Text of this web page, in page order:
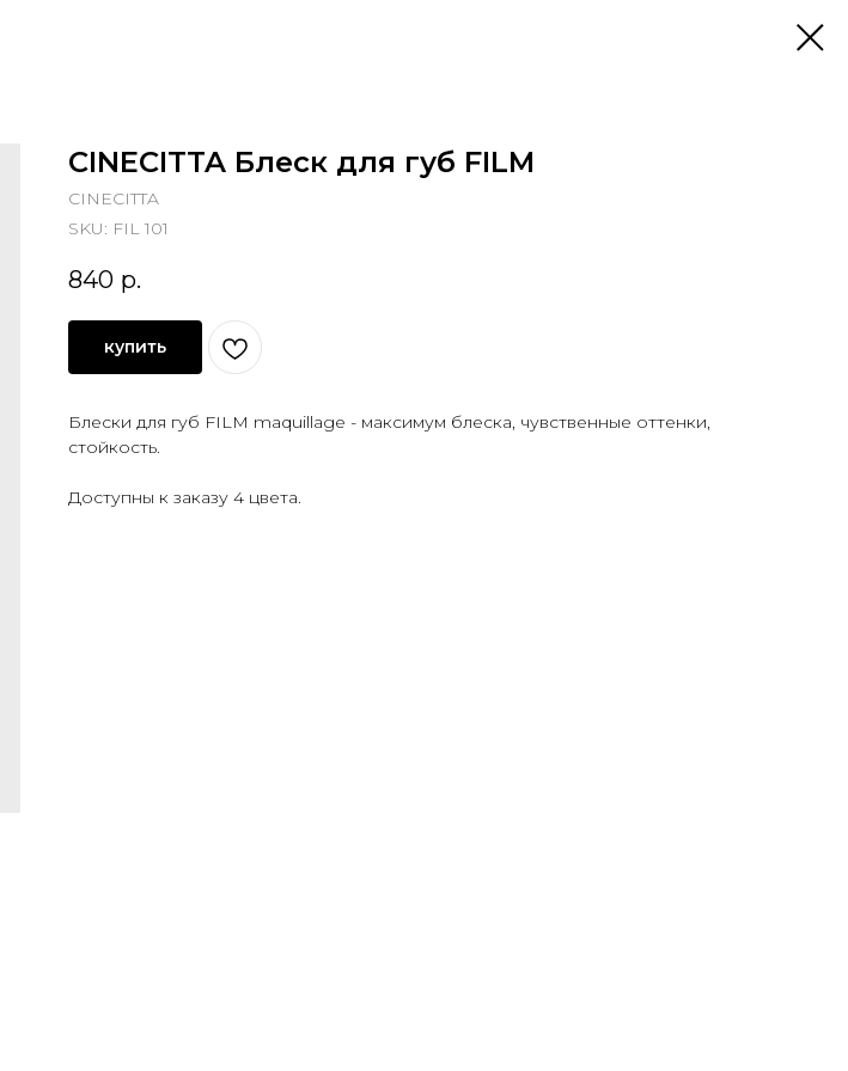
CINECITTA Блеск для губ FILM
CINECITTA
SKU: FIL 101
840 р.
купить
Блески для губ FILM maquillage - максимум блеска, чувственные оттенки,
стойкость.
Доступны к заказу 4 цвета.